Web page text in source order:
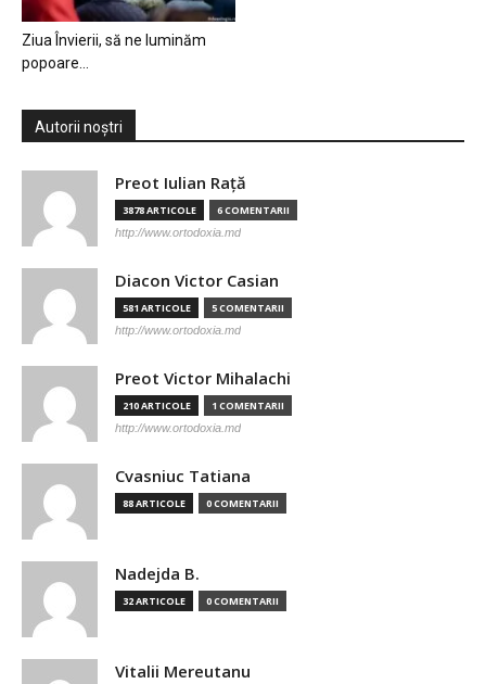
Ziua Învierii, să ne luminăm
popoare…
Autorii noștri
Preot Iulian Raţă
3878 ARTICOLE 6 COMENTARII
http://www.ortodoxia.md
Diacon Victor Casian
581 ARTICOLE 5 COMENTARII
http://www.ortodoxia.md
Preot Victor Mihalachi
210 ARTICOLE 1 COMENTARII
http://www.ortodoxia.md
Cvasniuc Tatiana
88 ARTICOLE 0 COMENTARII
Nadejda B.
32 ARTICOLE 0 COMENTARII
Vitalii Mereutanu